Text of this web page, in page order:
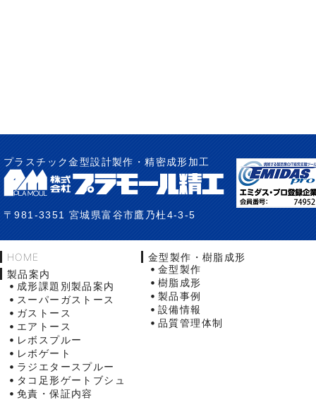
プラスチック金型設計製作・精密成形加工
〒981-3351 宮城県富谷市鷹乃杜4-3-5
HOME
製品案内
成形課題別製品案内
スーパーガストース
ガストース
エアトース
レボスプルー
レボゲート
ラジエタースプルー
タコ足形ゲートブシュ
免責・保証内容
金型製作・樹脂成形
金型製作
樹脂成形
製品事例
設備情報
品質管理体制